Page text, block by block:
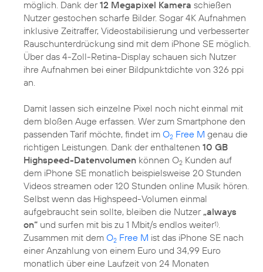
möglich. Dank der12 Megapixel Kamera schießen
Nutzer gestochen scharfe Bilder. Sogar 4K Aufnahmen
inklusive Zeitraffer, Videostabilisierung und verbesserter
Rauschunterdrückung sind mit dem iPhone SE möglich.
Über das 4-Zoll-Retina-Display schauen sich Nutzer
ihre Aufnahmen bei einer Bildpunktdichte von 326 ppi
an.
Damit lassen sich einzelne Pixel noch nicht einmal mit
dem bloßen Auge erfassen. Wer zum Smartphone den
passenden Tarif möchte, findet im O2 Free M genau die
richtigen Leistungen. Dank der enthaltenen 10 GB
Highspeed-Datenvolumen können O2 Kunden auf
dem iPhone SE monatlich beispielsweise 20 Stunden
Videos streamen oder 120 Stunden online Musik hören.
Selbst wenn das Highspeed-Volumen einmal
aufgebraucht sein sollte, bleiben die Nutzer „always
on“ und surfen mit bis zu 1 Mbit/s endlos weiter1)
Zusammen mit dem O2 Free M ist das iPhone SE nach
einer Anzahlung von einem Euro und 34,99 Euro
monatlich über eine Laufzeit von 24 Monaten